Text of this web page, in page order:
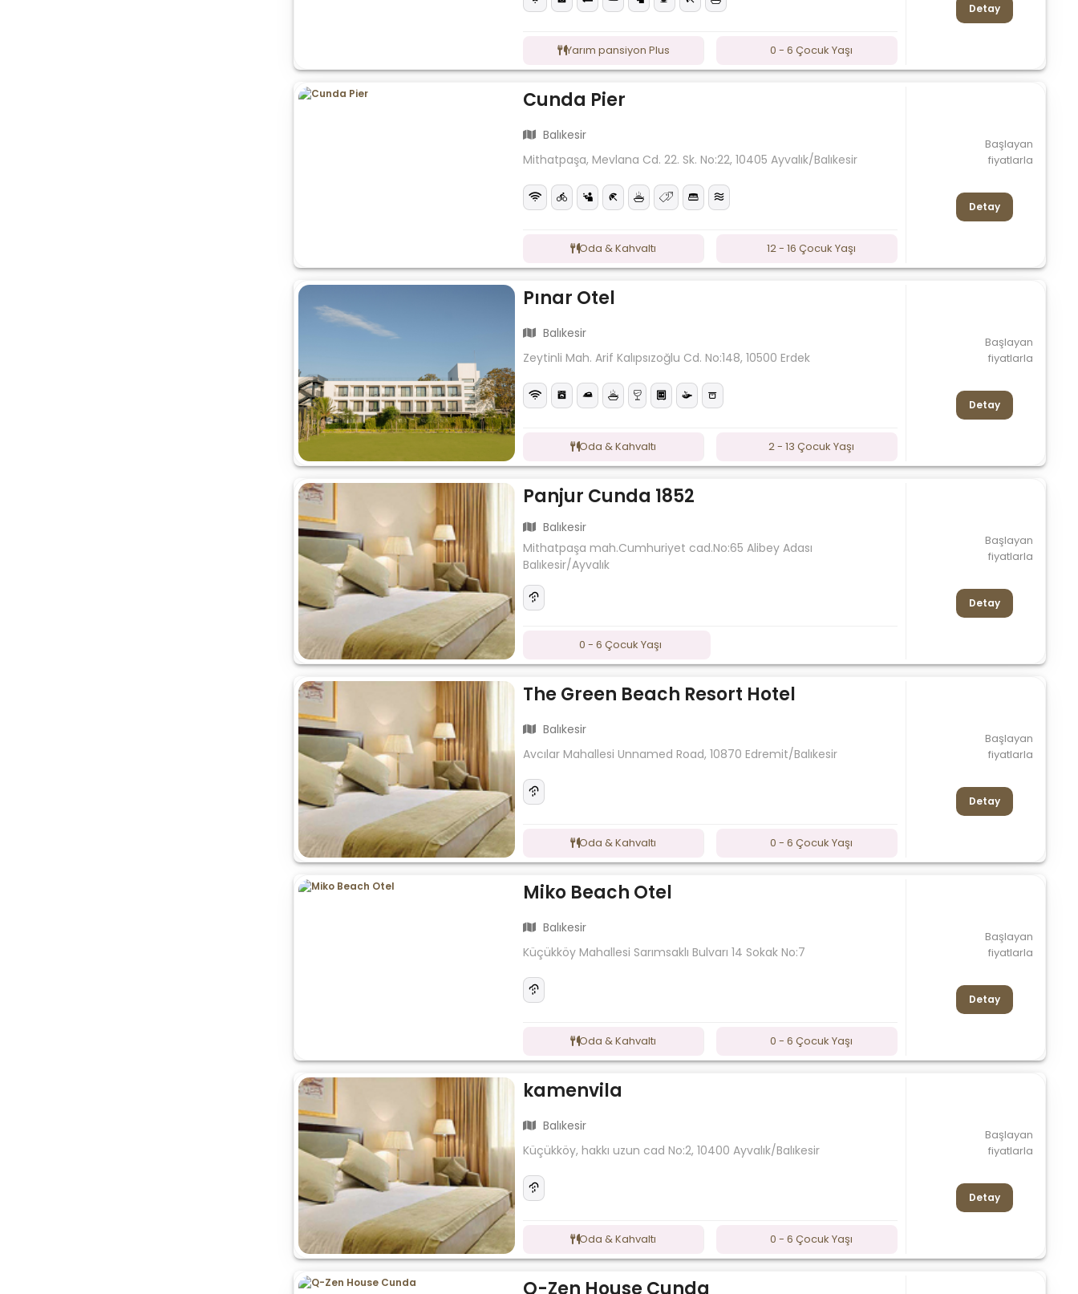
Yarım pansiyon Plus 0 - 6 Çocuk Yaşı
Detay
Cunda Pier
Balıkesir
Mithatpaşa, Mevlana Cd. 22. Sk. No:22, 10405 Ayvalık/Balıkesir
Oda & Kahvaltı 12 - 16 Çocuk Yaşı
Başlayan
fiyatlarla
Detay
Pınar Otel
Balıkesir
Zeytinli Mah. Arif Kalıpsızoğlu Cd. No:148, 10500 Erdek
Oda & Kahvaltı 2 - 13 Çocuk Yaşı
Başlayan
fiyatlarla
Detay
Panjur Cunda 1852
Balıkesir
Mithatpaşa mah.Cumhuriyet cad.No:65 Alibey Adası
Balıkesir/Ayvalık
0 - 6 Çocuk Yaşı
Başlayan
fiyatlarla
Detay
The Green Beach Resort Hotel
Balıkesir
Avcılar Mahallesi Unnamed Road, 10870 Edremit/Balıkesir
Oda & Kahvaltı 0 - 6 Çocuk Yaşı
Başlayan
fiyatlarla
Detay
Miko Beach Otel
Balıkesir
Küçükköy Mahallesi Sarımsaklı Bulvarı 14 Sokak No:7
Oda & Kahvaltı 0 - 6 Çocuk Yaşı
Başlayan
fiyatlarla
Detay
kamenvila
Balıkesir
Küçükköy, hakkı uzun cad No:2, 10400 Ayvalık/Balıkesir
Oda & Kahvaltı 0 - 6 Çocuk Yaşı
Başlayan
fiyatlarla
Detay
Q-Zen House Cunda